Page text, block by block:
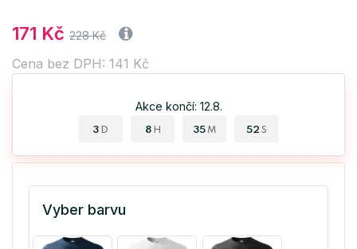
171 Kč 228 Kč
Cena bez DPH: 141 Kč
Akce končí: 12.8.
3 D 8 H 35 M 51 S
Vyber barvu